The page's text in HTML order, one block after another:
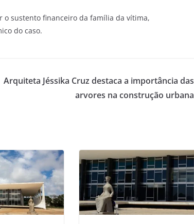
sustento financeiro da família da vítima,
do caso.
Arquiteta Jéssika Cruz destaca a importância das
arvores na construção urbana